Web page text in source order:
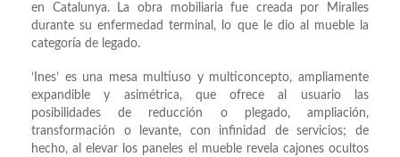
en Catalunya. La obra mobiliaria fue creada por Miralles
durante su enfermedad terminal, lo que le dio al mueble la
categoría de legado.
‘Ines’ es una mesa multiuso y multiconcepto, ampliamente
expandible y asimétrica, que ofrece al usuario las
posibilidades de reducción o plegado, ampliación,
transformación o levante, con infinidad de servicios; de
hecho, al elevar los paneles el mueble revela cajones ocultos